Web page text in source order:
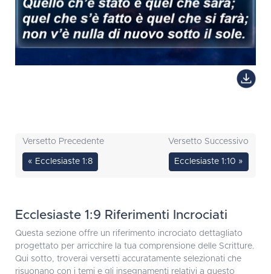
Versetto Precedente
« Ecclesiaste 1:8
Versetto Successivo
Ecclesiaste 1:10 »
Ecclesiaste 1:9 Riferimenti Incrociati
Questa sezione offre un riferimento incrociato dettagliato
progettato per arricchire la tua comprensione delle Scritture.
Qui sotto, troverai versetti accuratamente selezionati che
risuonano con i temi e gli insegnamenti relativi a questo